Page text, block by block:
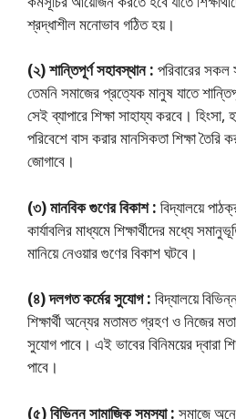
শ্রদ্ধাশীল মনােভাব গঠিত হয়।
(২) শান্তিপূর্ণ সহাবস্থান : পরিবারের
তেমনি সমাজের প্রত্যেক মানুষ যাতে
সেই ব্যাপারে শিক্ষা সাহায্য করবে। হিংসা,
পরিবেশে বাস করার মানসিকতা শিক্ষা
জোগাবে।
(৩) মানবিক গুণের বিকাশ : বিদ্যালয়ে
কার্যাবলির মাধ্যমে শিক্ষার্থীদের মধ্যে
মানিয়ে নেওয়ার গুণের বিকাশ ঘটবে।
(৪) দলগত কর্মের সুযােগ : বিদ্যালয়ে
শিক্ষার্থী অন্যের মতামত গ্রহণ ও নিজের
সুযােগ পাবে। এই ভাবের বিনিময়ের দ্বারা
পাবে।
(৫) বিভিন্ন সামাজিক সমস্যা : সমাজে